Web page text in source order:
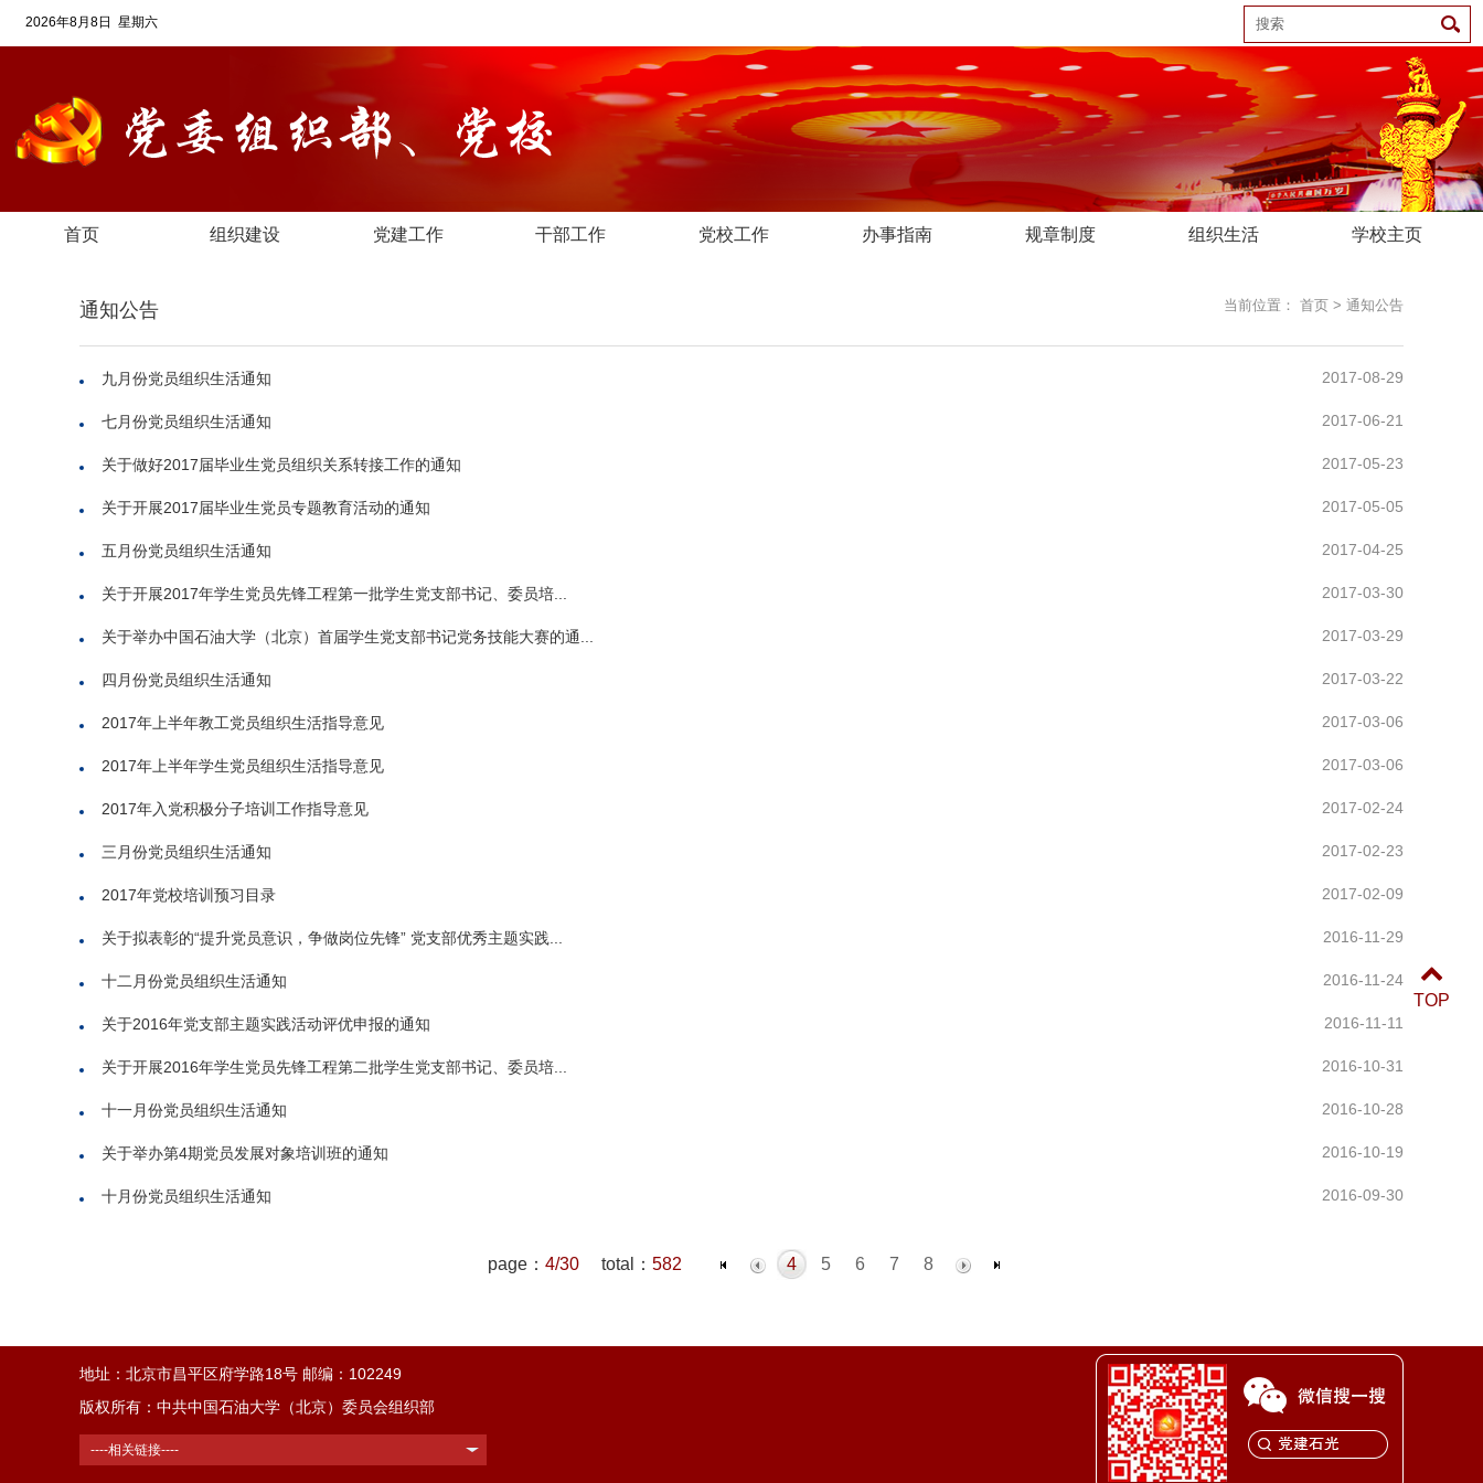
2026年8月8日 星期六
首页 组织建设 党建工作 干部工作 党校工作 办事指南 规章制度 组织生活 学校主页
当前位置： 首页 > 通知公告
通知公告
2017-08-29
九月份党员组织生活通知
2017-06-21
七月份党员组织生活通知
2017-05-23
关于做好2017届毕业生党员组织关系转接工作的通知
2017-05-05
关于开展2017届毕业生党员专题教育活动的通知
2017-04-25
五月份党员组织生活通知
2017-03-30
关于开展2017年学生党员先锋工程第一批学生党支部书记、委员培...
2017-03-29
关于举办中国石油大学（北京）首届学生党支部书记党务技能大赛的通...
2017-03-22
四月份党员组织生活通知
2017-03-06
2017年上半年教工党员组织生活指导意见
2017-03-06
2017年上半年学生党员组织生活指导意见
2017-02-24
2017年入党积极分子培训工作指导意见
2017-02-23
三月份党员组织生活通知
2017-02-09
2017年党校培训预习目录
2016-11-29
关于拟表彰的“提升党员意识，争做岗位先锋” 党支部优秀主题实践...
2016-11-24
十二月份党员组织生活通知
2016-11-11
关于2016年党支部主题实践活动评优申报的通知
2016-10-31
关于开展2016年学生党员先锋工程第二批学生党支部书记、委员培...
2016-10-28
十一月份党员组织生活通知
2016-10-19
关于举办第4期党员发展对象培训班的通知
2016-09-30
十月份党员组织生活通知
page： 4/30 total： 582 4 5 6 7 8
地址：北京市昌平区府学路18号 邮编：102249
版权所有：中共中国石油大学（北京）委员会组织部
----相关链接----
TOP